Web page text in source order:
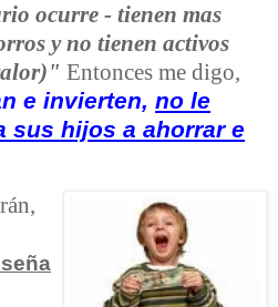
ocurre - tienen mas
y no tienen activos
Entonces me digo,
e invierten, no le
sus hijos a ahorrar e